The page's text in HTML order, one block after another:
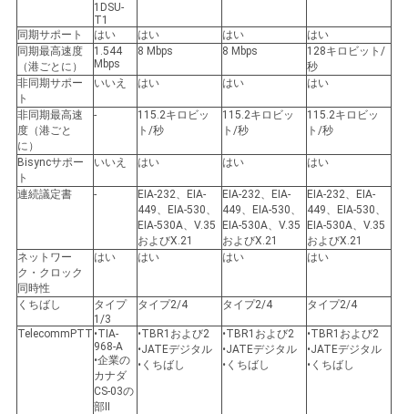
SITEMAP
プ
ラ
イ
シ
ー
ポ
1DSU-
T1
同期サポート はい はい はい
はい
同期最高速度
（港ごとに）
1.544
Mbps
8 Mbps 8 Mbps
128キロビット/
秒
非同期サポー
ト
いいえ はい はい はい
非同期最高速
度（港ごと
に）
-
115.2キロビッ
ト/秒
115.2キロビッ
ト/秒
115.2キロビッ
ト/秒
Bisyncサポー
ト
いいえ はい はい はい
連続議定書 -
EIA-232、EIA-
449、EIA-530、
EIA-530A、V.35
およびX.21
EIA-232、EIA-
449、EIA-530、
EIA-530A、V.35
およびX.21
EIA-232、EIA-
449、EIA-530、
EIA-530A、V.35
およびX.21
ネットワー
ク・クロック
同時性
はい はい はい はい
くちばし
タイプ
1/3
タイプ2/4 タイプ2/4 タイプ2/4
TelecommPTT •TIA-
968-A
•企業の
カナダ
CS-03の
部II
•TBR1および2
•JATEデジタル
•くちばし
•TBR1および2
•JATEデジタル
•くちばし
•TBR1および2
•JATEデジタル
•くちばし